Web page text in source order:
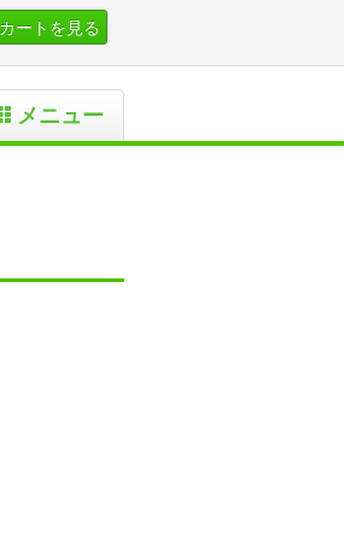
ートを見る
メニュー